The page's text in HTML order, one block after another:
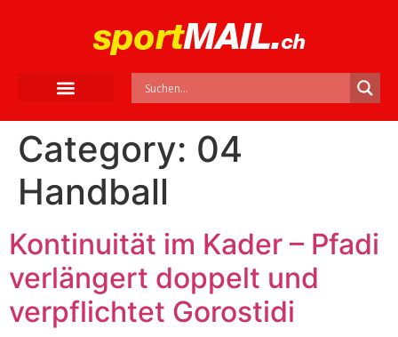
Category: 04
Handball
Kontinuität im Kader – Pfadi
verlängert doppelt und
verpflichtet Gorostidi